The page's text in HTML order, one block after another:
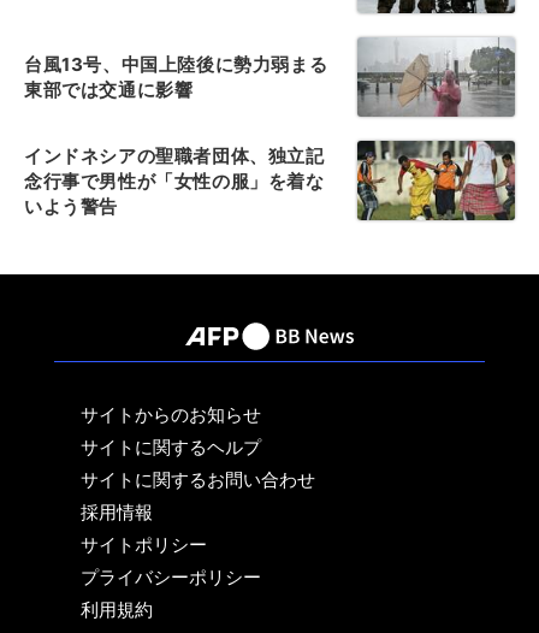
台風13号、中国上陸後に勢力弱まる
東部では交通に影響
インドネシアの聖職者団体、独立記
念行事で男性が「女性の服」を着な
いよう警告
サイトからのお知らせ
サイトに関するヘルプ
サイトに関するお問い合わせ
採用情報
サイトポリシー
プライバシーポリシー
利用規約